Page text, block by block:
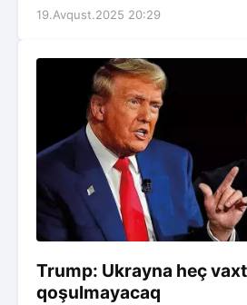
19.Avqust.2025 20:29
Trump: Ukrayna heç
qoşulmayacaq